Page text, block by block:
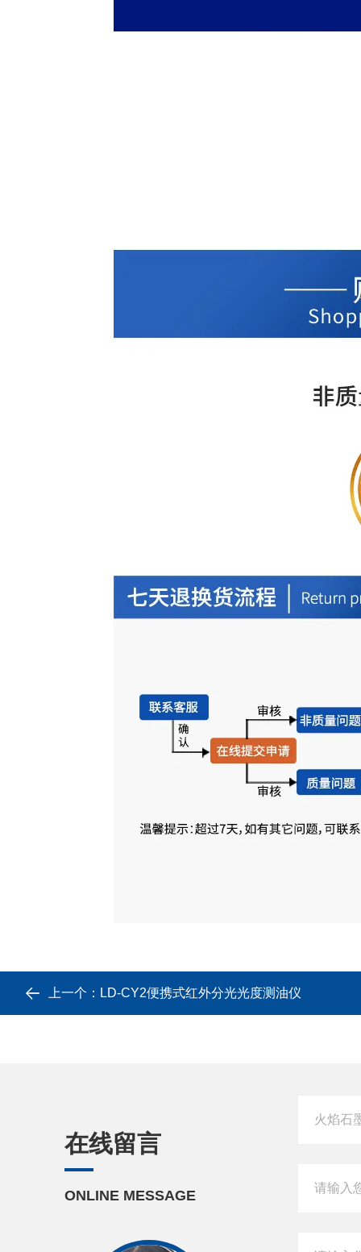
上一个： LD-CY2便携式红外分光光度测油仪
在线留言
ONLINE MESSAGE